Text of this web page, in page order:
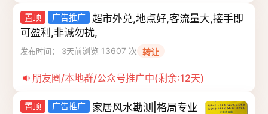
置顶 广告推广
超市外兑,地点好,客流量大,接手即
可盈利,非诚勿扰,
发布时间： 3天前浏览 13607 次 转让
朋友圈/本地群/公众号推广中(剩余:12天)
置顶 广告推广
家居风水勘测|格局专业